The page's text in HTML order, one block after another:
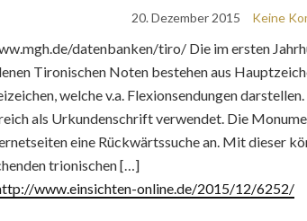
20. Dezember 2015 Keine
datenbanken/tiro/ Die im ersten
Tironischen Noten bestehen aus
welche v.a. Flexionsendungen
als Urkundenschrift verwendet. Die
eine Rückwärtssuche an. Mit dieser
trionischen […]
www.einsichten-online.de/2015/12/6252/